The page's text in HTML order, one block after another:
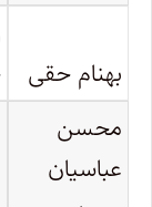
بهنام حقی
محسن
عباسیان